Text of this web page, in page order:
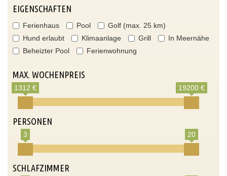
EIGENSCHAFTEN
Ferienhaus Pool
Golf (max. 25 km)
Hund erlaubt
Klimaanlage Grill
In Meernähe
Beheizter Pool
Ferienwohnung
MAX. WOCHENPREIS
1312 € 19200 €
PERSONEN
3 20
SCHLAFZIMMER